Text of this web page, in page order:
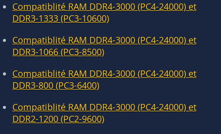
Compatiblité RAM DDR4-3000 (PC4-24000) et
DDR3-1333 (PC3-10600)
Compatiblité RAM DDR4-3000 (PC4-24000) et
DDR3-1066 (PC3-8500)
Compatiblité RAM DDR4-3000 (PC4-24000) et
DDR3-800 (PC3-6400)
Compatiblité RAM DDR4-3000 (PC4-24000) et
DDR2-1200 (PC2-9600)